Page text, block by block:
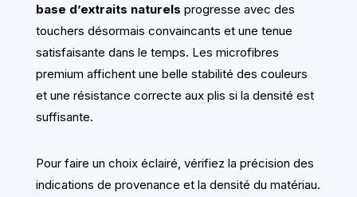
base d’extraits naturels progresse avec des
touchers désormais convaincants et une tenue
satisfaisante dans le temps. Les microfibres
premium affichent une belle stabilité des couleurs
et une résistance correcte aux plis si la densité est
suffisante.
Pour faire un choix éclairé, vérifiez la précision des
indications de provenance et la densité du matériau.